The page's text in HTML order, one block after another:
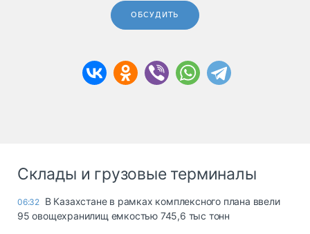
ОБСУДИТЬ
Склады и грузовые терминалы
06:32 В Казахстане в рамках комплексного плана ввели
95 овощехранилищ емкостью 745,6 тыс тонн